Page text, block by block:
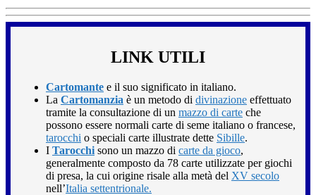
LINK UTILI
Cartomante e il suo significato in italiano.
La Cartomanzia è un metodo di divinazione effettuato
tramite la consultazione di un mazzo di carte che
possono essere normali carte di seme italiano o francese,
tarocchi o speciali carte illustrate dette Sibille.
I Tarocchi sono un mazzo di carte da gioco,
generalmente composto da 78 carte utilizzate per giochi
di presa, la cui origine risale alla metà del XV secolo
nell’Italia settentrionale.